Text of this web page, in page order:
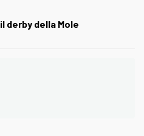
derby della Mole